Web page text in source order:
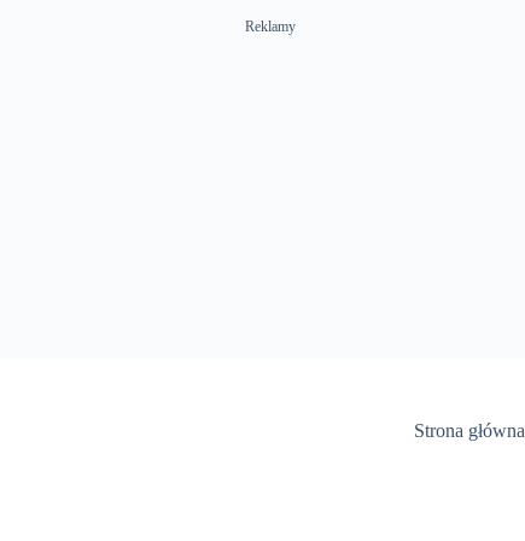
Reklamy
Strona główna